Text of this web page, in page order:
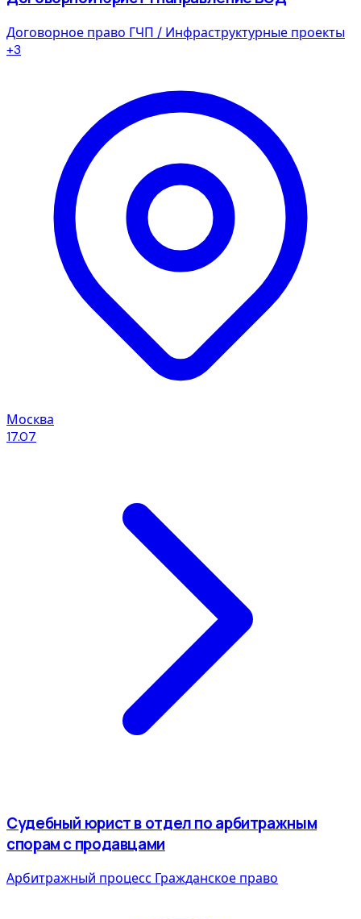
Договорное право ГЧП / Инфраструктурные проекты
+3
Москва
17.07
Судебный юрист в отдел по арбитражным
спорам с продавцами
Арбитражный процесс Гражданское право